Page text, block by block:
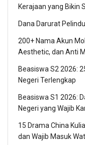
Kerajaan yang Bikin
Dana Darurat
200+ Nama Akun
Aesthetic, dan Anti
Beasiswa S2 2026:
Negeri Terlengkap
Beasiswa S1 2026:
Negeri yang Wajib
15 Drama China
dan Wajib Masuk